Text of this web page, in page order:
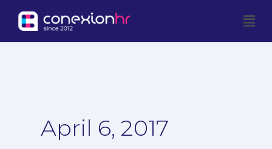
content
April 6, 2017